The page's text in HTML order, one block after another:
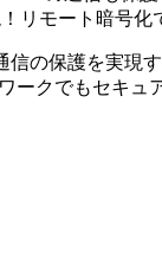
リモート暗号化
信の保護を実現
ークでもセキュ